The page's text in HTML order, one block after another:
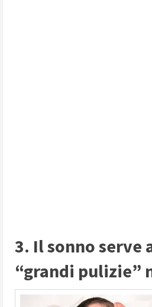
3. Il sonno serve
“grandi pulizie”